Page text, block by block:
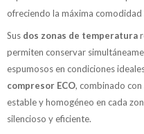
ofreciendo la máxima
Sus dos zonas de temperatura
permiten conservar
espumosos en condiciones
compresor ECO, combinado con
estable y homogéneo en cada
silencioso y eficiente.